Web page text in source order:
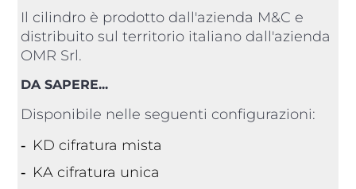
Il cilindro è prodotto dall'azienda M&C e
distribuito sul territorio italiano dall'azienda
OMR Srl.
DA SAPERE...
Disponibile nelle seguenti configurazioni:
KD cifratura mista
KA cifratura unica